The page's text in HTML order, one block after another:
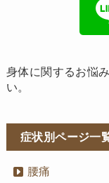
身体に関するお悩
い。
症状別ページ一
腰痛